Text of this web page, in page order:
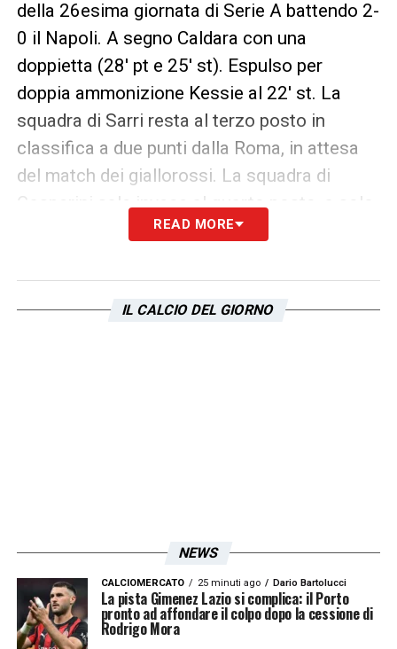
della 26esima giornata di Serie A battendo 2-
0 il Napoli. A segno Caldara con una
doppietta (28′ pt e 25′ st). Espulso per
doppia ammonizione Kessie al 22′ st. La
squadra di Sarri resta al terzo posto in
classifica a due punti dalla Roma, in attesa
del match dei giallorossi. La squadra di
Gasperini sale invece al quarto posto, a solo
tre punti dalla zona Champions.
[league_table id=”157612″ title=””
number=”20″ columns=”p,w,d,l,f,a,gd,pts”
READ MORE
IL CALCIO DEL GIORNO
NEWS
CALCIOMERCATO 25 minuti ago Dario Bartolucci
La pista Gimenez Lazio si complica: il Porto
pronto ad affondare il colpo dopo la cessione di
Rodrigo Mora